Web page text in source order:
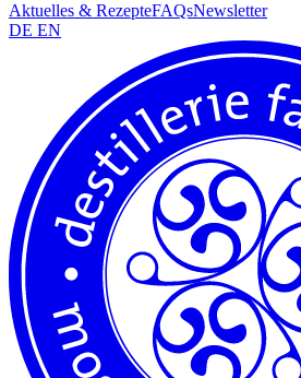
Aktuelles & RezepteFAQsNewsletter
DE EN